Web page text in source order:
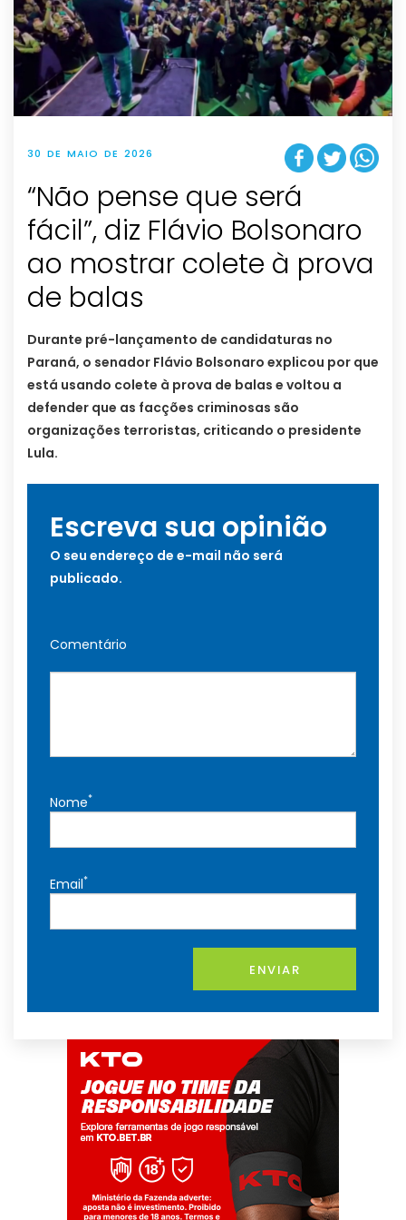
30 DE MAIO DE 2026
“Não pense que será
fácil”, diz Flávio Bolsonaro
ao mostrar colete à prova
de balas
Durante pré-lançamento de candidaturas no
Paraná, o senador Flávio Bolsonaro explicou por que
está usando colete à prova de balas e voltou a
defender que as facções criminosas são
organizações terroristas, criticando o presidente
Lula.
Escreva sua opinião
O seu endereço de e-mail não será
publicado.
Comentário
Nome*
Email*
ENVIAR